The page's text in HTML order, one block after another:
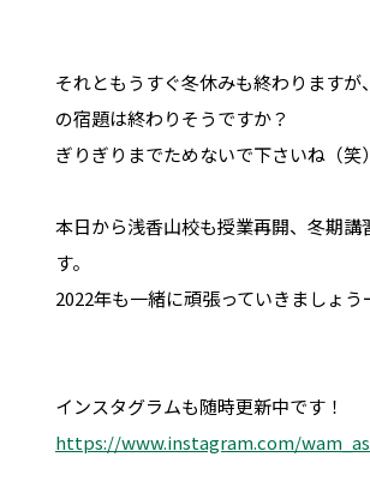
それともうすぐ冬休みも終わりますが
の宿題は終わりそうですか？
ぎりぎりまでためないで下さいね（笑）
本日から浅香山校も授業再開、冬期講
す。
2022年も一緒に頑張っていきましょう
インスタグラムも随時更新中です！
https://www.instagram.com/